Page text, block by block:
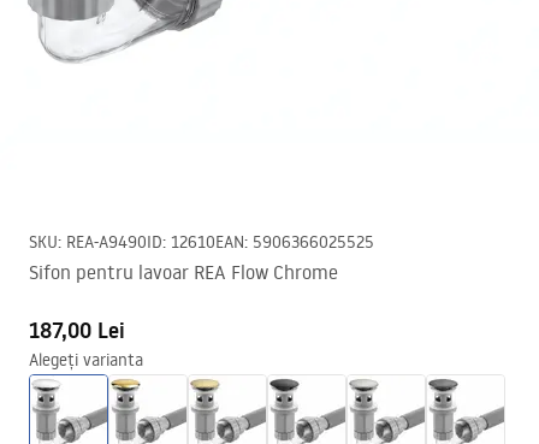
SKU: REA-A9490ID: 12610EAN: 5906366025525
Sifon pentru lavoar REA Flow Chrome
187,00 Lei
Alegeți varianta